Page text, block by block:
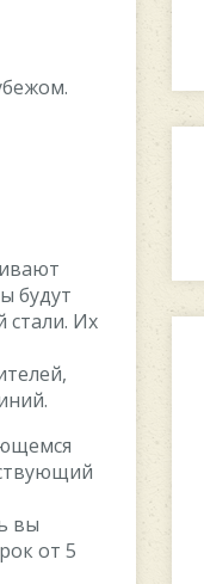
будут
стали. Их
вы
от 5